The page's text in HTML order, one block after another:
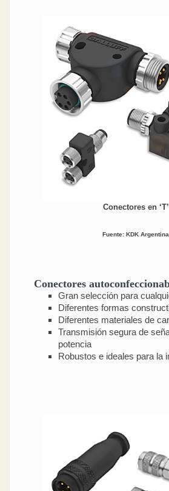
Conectores en ‘T’
Fuente: KDK Argentina
Conectores
Gran selección para
Diferentes formas
Diferentes materiales de
Transmisión segura de
potencia
Robustos e ideales para la